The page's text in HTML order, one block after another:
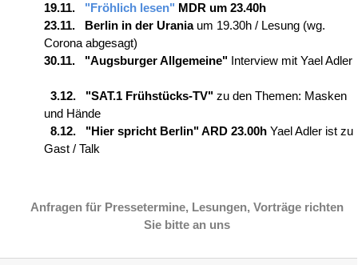
19.11. "Fröhlich lesen" MDR um 23.40h
23.11. Berlin in der Uraniaum 19.30h/ Lesung (wg.
Corona abgesagt)
30.11. "Augsburger Allgemeine"Interview mit Yael Adler
3.12. "SAT.1 Frühstücks-TV"zu den Themen: Masken
und Hände
8.12. "Hier spricht Berlin" ARD 23.00hYael Adler ist zu
Gast / Talk
Anfragen für Pressetermine, Lesungen, Vorträge richten
Sie bitte an uns